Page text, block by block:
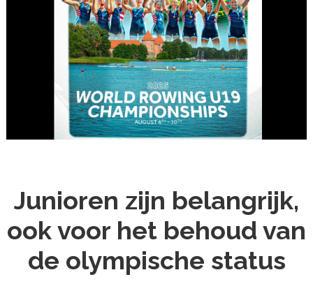
Junioren zijn belangrijk,
ook voor het behoud van
de olympische status